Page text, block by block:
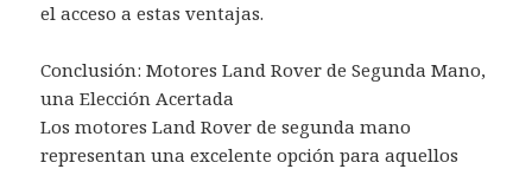
el acceso a estas ventajas.
Conclusión: Motores Land Rover de Segunda Mano,
una Elección Acertada
Los motores Land Rover de segunda mano
representan una excelente opción para aquellos